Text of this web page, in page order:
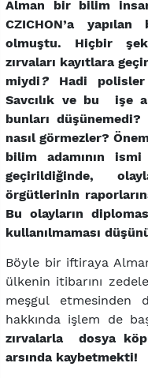
Alman bir bilim
CZICHON’a
olmuştu. Hiçbir
zırvaları kayıtlara
miydi? Hadi
Savcılık ve bu işe
bunları
nasıl görmezler?
bilim adamının
geçirildiğinde,
örgütlerinin
Bu olayların
kullanılmaması
Böyle bir iftiraya
ülkenin itibarını
meşgul etmesinden
hakkında işlem de
zırvalarla dosya
arsında kaybetmekti!